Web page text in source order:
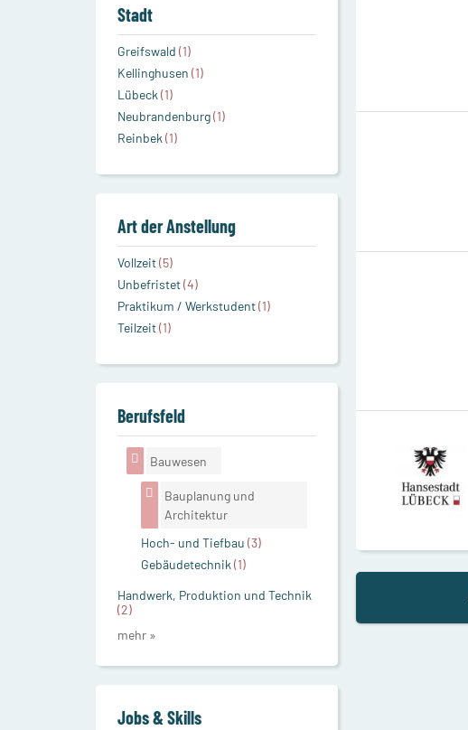
Stadt
Greifswald (1)
Kellinghusen (1)
Lübeck (1)
Neubrandenburg(1)
Reinbek (1)
Art der Anstellung
Vollzeit(5)
Unbefristet(4)
Praktikum / Werkstudent(1)
Teilzeit(1)
Berufsfeld
Bauwesen
Bauplanung und
Architektur
Hoch- und Tiefbau (3)
Gebäudetechnik (1)
Handwerk, Produktion und Technik
(2)
mehr »
Jobs & Skills